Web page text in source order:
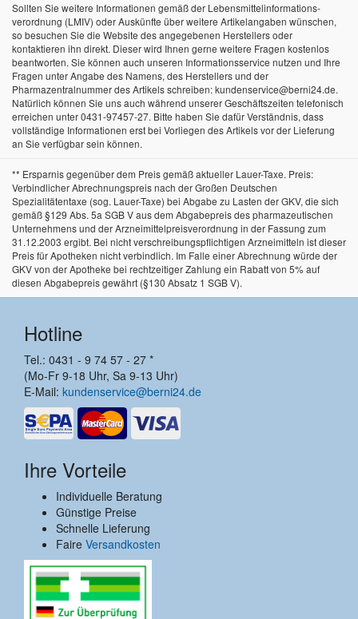
Sollten Sie weitere Informationen gemäß der Lebensmittel­informations­
verordnung (LMIV) oder Auskünfte über weitere Artikelangaben wünschen,
so besuchen Sie die Website des angegebenen Herstellers oder
kontaktieren ihn direkt. Dieser wird Ihnen gerne weitere Fragen kostenlos
beantworten. Sie können auch unseren Informationsservice nutzen und Ihre
Fragen unter Angabe des Namens, des Herstellers und der
Pharmazentralnummer des Artikels schreiben: kundenservice@berni24.de.
Natürlich können Sie uns auch während unserer Geschäftszeiten telefonisch
erreichen unter 0431-97457-27. Bitte haben Sie dafür Verständnis, dass
vollständige Informationen erst bei Vorliegen des Artikels vor der Lieferung
an Sie verfügbar sein können.
** Ersparnis gegenüber dem Preis gemäß aktueller Lauer-Taxe. Preis:
Verbindlicher Abrechnungspreis nach der Großen Deutschen
Spezialitätentaxe (sog. Lauer-Taxe) bei Abgabe zu Lasten der GKV, die sich
gemäß §129 Abs. 5a SGB V aus dem Abgabepreis des pharmazeutischen
Unternehmens und der Arzneimittelpreisverordnung in der Fassung zum
31.12.2003 ergibt. Bei nicht verschreibungspflichtigen Arzneimitteln ist dieser
Preis für Apotheken nicht verbindlich. Im Falle einer Abrechnung würde der
GKV von der Apotheke bei rechtzeitiger Zahlung ein Rabatt von 5% auf
diesen Abgabepreis gewährt (§130 Absatz 1 SGB V).
Hotline
Tel.: 0431 - 9 74 57 - 27 *
(Mo-Fr 9-18 Uhr, Sa 9-13 Uhr)
E-Mail: kundenservice@berni24.de
Ihre Vorteile
Individuelle Beratung
Günstige Preise
Schnelle Lieferung
Faire Versandkosten